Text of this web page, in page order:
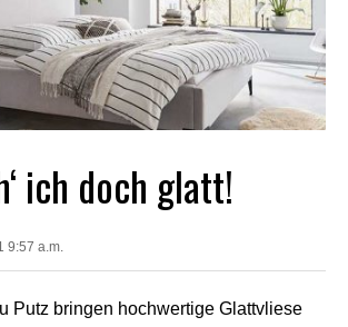
ich doch glatt!
9:57 a.m.
Putz bringen hochwertige Glattvliese